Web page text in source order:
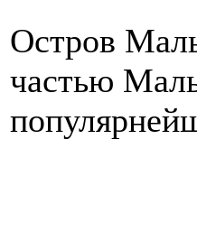
Остров
частью